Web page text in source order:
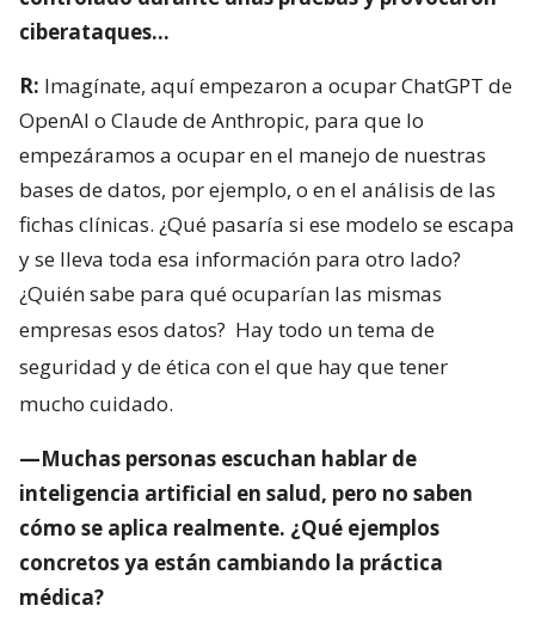
ciberataques…
R: Imagínate, aquí empezaron a ocupar ChatGPT de
OpenAI o Claude de Anthropic, para que lo
empezáramos a ocupar en el manejo de nuestras
bases de datos, por ejemplo, o en el análisis de las
fichas clínicas. ¿Qué pasaría si ese modelo se escapa
y se lleva toda esa información para otro lado?
¿Quién sabe para qué ocuparían las mismas
empresas esos datos? Hay todo un tema de
seguridad y de ética con el que hay que tener
mucho cuidado.
—Muchas personas escuchan hablar de
inteligencia artificial en salud, pero no saben
cómo se aplica realmente. ¿Qué ejemplos
concretos ya están cambiando la práctica
médica?